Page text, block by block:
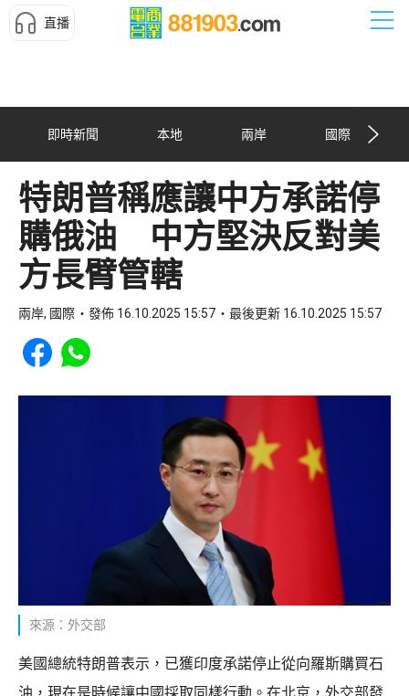
直播
即時新聞 本地 兩岸 國際
特朗普稱應讓中方承諾停
購俄油 中方堅決反對美
方長臂管轄
兩岸, 國際 發佈 16.10.2025 15:57 最後更新 16.10.2025 15:57
Share to Facebook
Share to WhatsApp
來源：外交部
美國總統特朗普表示，已獲印度承諾停止從向羅斯購買石
油，現在是時候讓中國採取同樣行動。在北京，外交部發